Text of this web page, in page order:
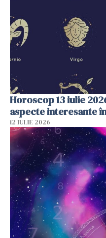
Horoscop 13 iulie
aspecte interesante
12 IULIE 2026